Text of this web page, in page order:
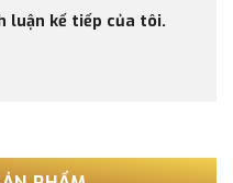
luận kế tiếp của tôi.